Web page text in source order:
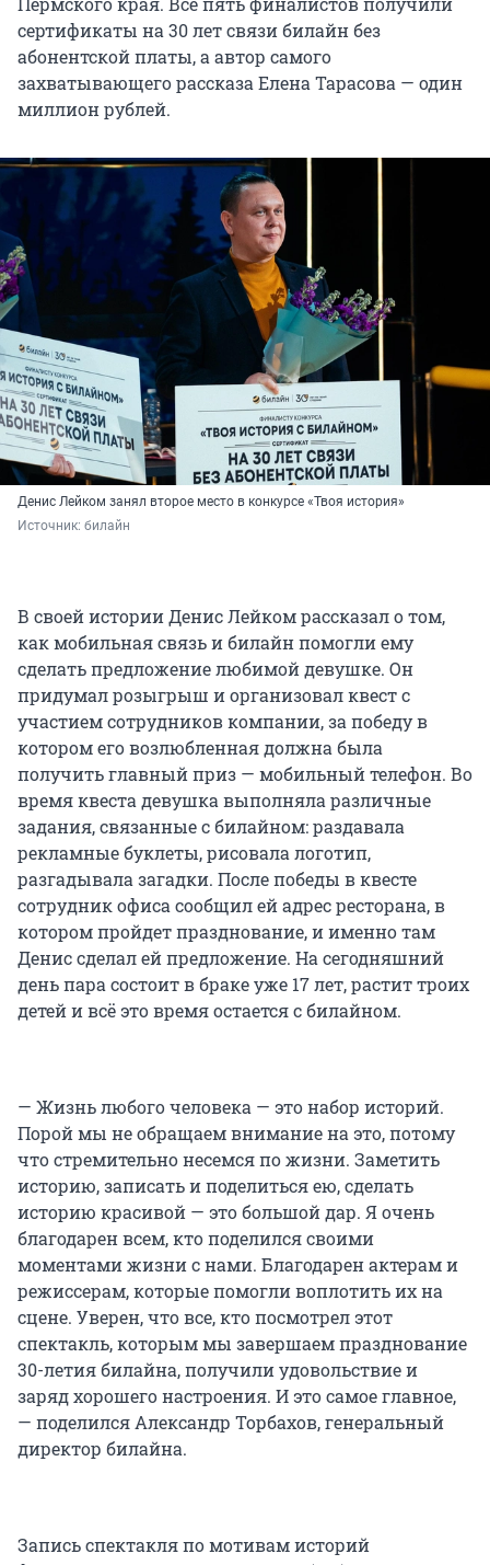
сертификаты на 30 лет связи билайн без
абонентской платы, а автор самого
захватывающего рассказа Елена Тарасова — один
миллион рублей.
Денис Лейком занял второе место в конкурсе «Твоя история»
Источник: билайн
В своей истории Денис Лейком рассказал о том,
как мобильная связь и билайн помогли ему
сделать предложение любимой девушке. Он
придумал розыгрыш и организовал квест с
участием сотрудников компании, за победу в
котором его возлюбленная должна была
получить главный приз — мобильный телефон. Во
время квеста девушка выполняла различные
задания, связанные с билайном: раздавала
рекламные буклеты, рисовала логотип,
разгадывала загадки. После победы в квесте
сотрудник офиса сообщил ей адрес ресторана, в
котором пройдет празднование, и именно там
Денис сделал ей предложение. На сегодняшний
день пара состоит в браке уже 17 лет, растит троих
детей и всё это время остается с билайном.
— Жизнь любого человека — это набор историй.
Порой мы не обращаем внимание на это, потому
что стремительно несемся по жизни. Заметить
историю, записать и поделиться ею, сделать
историю красивой — это большой дар. Я очень
благодарен всем, кто поделился своими
моментами жизни с нами. Благодарен актерам и
режиссерам, которые помогли воплотить их на
сцене. Уверен, что все, кто посмотрел этот
спектакль, которым мы завершаем празднование
30-летия билайна, получили удовольствие и
заряд хорошего настроения. И это самое главное,
— поделился Александр Торбахов, генеральный
директор билайна.
Запись спектакля по мотивам историй